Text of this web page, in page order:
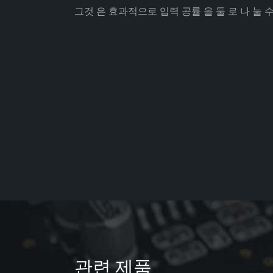
그것 은 효과적으로 입력 공률 을 둘 로 나 눌
관련 제품